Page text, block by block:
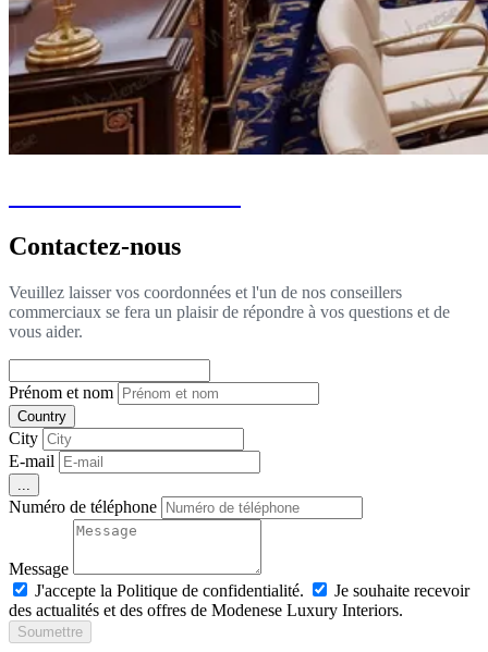
Contactez-nous
Veuillez laisser vos coordonnées et l'un de nos conseillers
commerciaux se fera un plaisir de répondre à vos questions et de
vous aider.
Prénom et nom
Country
City
E-mail
...
Numéro de téléphone
Message
J'accepte la Politique de confidentialité.
Je souhaite recevoir
des actualités et des offres de Modenese Luxury Interiors.
Soumettre